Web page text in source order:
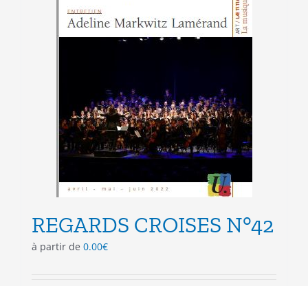
sur
la
REGARDS CROISES N°42
à partir de 0.00€